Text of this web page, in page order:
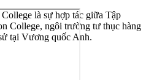
là sự hợp tác giữa Tập
College, ngôi trường tư thục hàng
tại Vương quốc Anh.